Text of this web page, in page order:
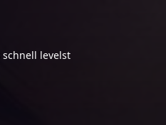
levelst